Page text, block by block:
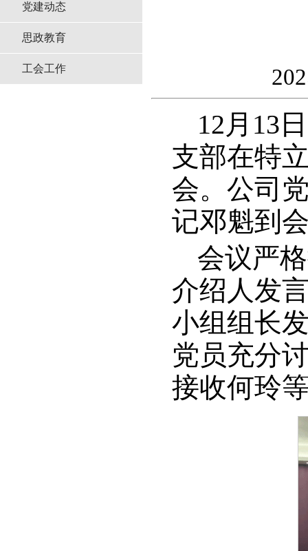
党建动态
思政教育
工会工作
12月13
支部在特
会。公司
记邓魁到
会议严
介绍人发
小组组长
党员充分
接收何玲